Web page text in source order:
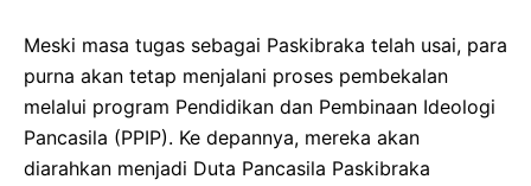
Meski masa tugas sebagai Paskibraka telah usai, para
purna akan tetap menjalani proses pembekalan
melalui program Pendidikan dan Pembinaan Ideologi
Pancasila (PPIP). Ke depannya, mereka akan
diarahkan menjadi Duta Pancasila Paskibraka